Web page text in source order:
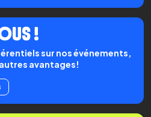
!
sur nos événements,
avantages!